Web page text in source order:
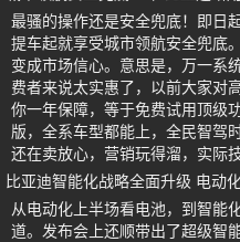
最骚的操作还是安全兜底！即日
提车起就享受城市领航安全兜底
变成市场信心。意思是，万一系
费者来说太实惠了，以前大家对
你一年保障，等于免费试用顶级
版，全系车型都能上，全民智驾
还在卖放心，营销玩得溜，实际
比亚迪智能化战略全面升级 电动
从电动化上半场看电池，到智能
道。发布会上还顺带出了超级智